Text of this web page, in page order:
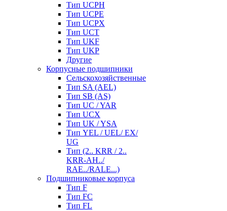
Тип UCPH
Тип UCPE
Тип UCPX
Тип UCT
Тип UKF
Тип UKP
Другие
Корпусные подшипники
Сельскохозяйственные
Тип SA (AEL)
Тип SB (AS)
Тип UC / YAR
Тип UCX
Тип UK / YSA
Тип YEL / UEL/ EX/
UG
Тип (2.. KRR / 2..
KRR-AH../
RAE../RALE...)
Подшипниковые корпуса
Тип F
Тип FC
Тип FL